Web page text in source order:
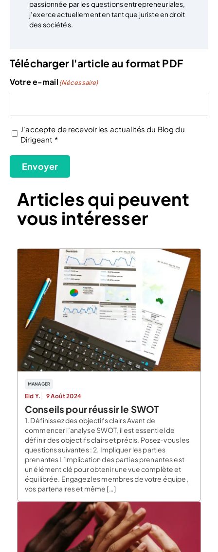
passionnée par les questions entrepreneuriales,
j’exerce actuellement en tant que juriste en droit
des sociétés.
Télécharger l'article au format PDF
Votre e-mail (Nécessaire)
(Nécessaire)
J'accepte de recevoir les actualités du Blog du
Dirigeant *
Envoyer
Articles qui peuvent
vous intéresser
MANAGER
Eid Y. 9 Août 2024
Conseils pour réussir le SWOT
1. Définissez des objectifs clairs Avant de
commencer l’analyse SWOT, il est essentiel de
définir des objectifs clairs et précis. Posez-vous les
questions suivantes : 2. Impliquer les parties
prenantes L’implication des parties prenantes est
un élément clé pour obtenir une vue complète et
équilibrée. Engagez les membres de votre équipe,
vos partenaires et même […]